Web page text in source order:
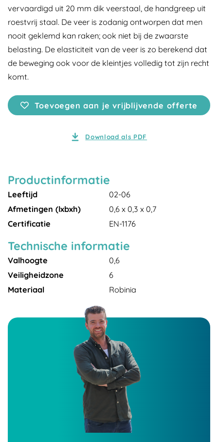
vervaardigd uit 20 mm dik veerstaal, de handgreep uit
roestvrij staal. De veer is zodanig ontworpen dat men
nooit geklemd kan raken; ook niet bij de zwaarste
belasting. De elasticiteit van de veer is zo berekend dat
de beweging ook voor de kleintjes volledig tot zijn recht
komt.
Toevoegen aan je vrijblijvende offerte
Download als PDF
Productinformatie
Leeftijd
02-06
Afmetingen (lxbxh)
0,6 x 0,3 x 0,7
Certificatie
EN-1176
Technische informatie
Valhoogte
0,6
Veiligheidzone
6
Materiaal
Robinia